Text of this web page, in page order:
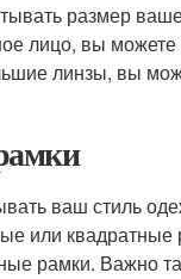
размер
лицо, вы
линзы, вы
ваш стиль
или
рамки. Важно